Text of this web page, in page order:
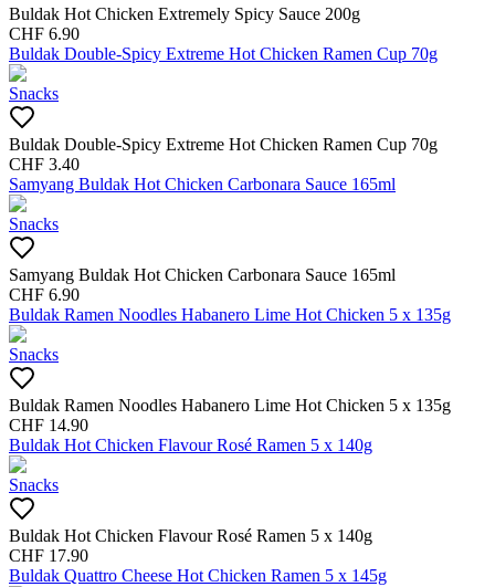
Buldak Hot Chicken Extremely Spicy Sauce 200g
CHF 6.90
Buldak Double-Spicy Extreme Hot Chicken Ramen Cup 70g
Snacks
Buldak Double-Spicy Extreme Hot Chicken Ramen Cup 70g
CHF 3.40
Samyang Buldak Hot Chicken Carbonara Sauce 165ml
Snacks
Samyang Buldak Hot Chicken Carbonara Sauce 165ml
CHF 6.90
Buldak Ramen Noodles Habanero Lime Hot Chicken 5 x 135g
Snacks
Buldak Ramen Noodles Habanero Lime Hot Chicken 5 x 135g
CHF 14.90
Buldak Hot Chicken Flavour Rosé Ramen 5 x 140g
Snacks
Buldak Hot Chicken Flavour Rosé Ramen 5 x 140g
CHF 17.90
Buldak Quattro Cheese Hot Chicken Ramen 5 x 145g